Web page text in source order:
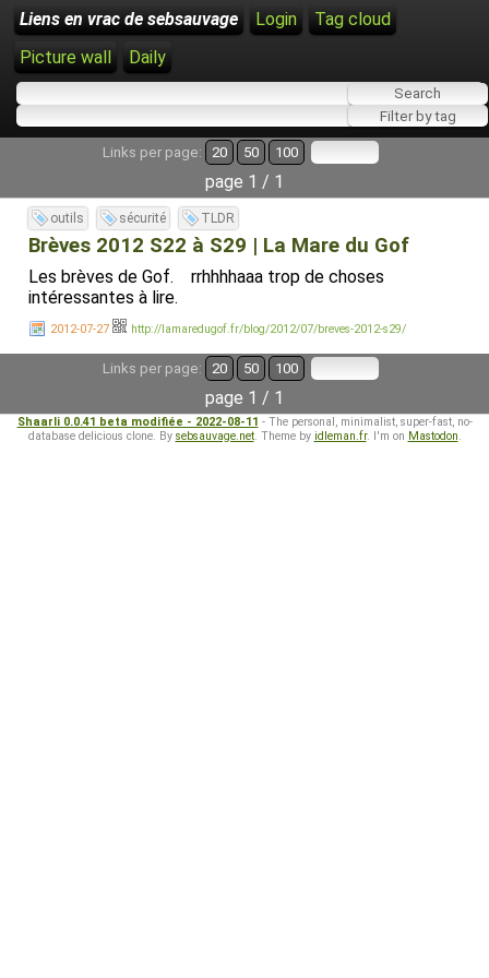
Liens en vrac de sebsauvage Login
Tag cloud
Picture wall
Daily
Links per page: 20 50 100
page 1 / 1
outils sécurité TLDR
Brèves 2012 S22 à S29 | La Mare du Gof
Les brèves de Gof. rrhhhhaaa trop de choses
intéressantes à lire.
2012-07-27 http://lamaredugof.fr/blog/2012/07/breves-2012-s29/
Links per page: 20 50 100
page 1 / 1
Shaarli 0.0.41 beta modifiée - 2022-08-11 - The personal, minimalist, super-fast, no-
database delicious clone. By sebsauvage.net. Theme by idleman.fr. I'm on Mastodon.